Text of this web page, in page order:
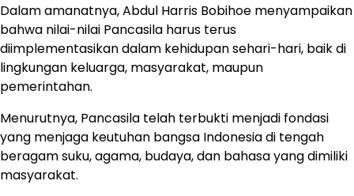
Dalam amanatnya, Abdul Harris Bobihoe menyampaikan
bahwa nilai-nilai Pancasila harus terus
diimplementasikan dalam kehidupan sehari-hari, baik di
lingkungan keluarga, masyarakat, maupun
pemerintahan.
Menurutnya, Pancasila telah terbukti menjadi fondasi
yang menjaga keutuhan bangsa Indonesia di tengah
beragam suku, agama, budaya, dan bahasa yang dimiliki
masyarakat.